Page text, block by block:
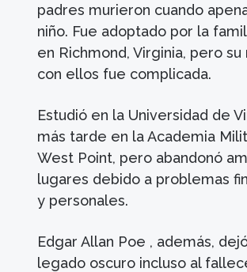
padres murieron cuando
niño. Fue adoptado por la
en Richmond, Virginia, pero su
con ellos fue complicada.
Estudió en la Universidad de
más tarde en la Academia
West Point, pero abandonó
lugares debido a problemas
y personales.
Edgar Allan Poe , además,
legado oscuro incluso al